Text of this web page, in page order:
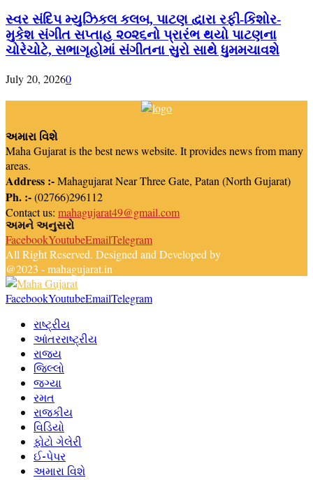
સ્વર સંદિપ મ્યુઝિકલ કલબ, પાટણ દ્વારા રફી-કિશોર-
મુકેશ સંગીત સપ્તાહ ૨૦૨૬નો પ્રારંભ થયો પાટણના
ચોરેચોટે, સભાગૃહોમાં સંગીતના સુરો સાથે ધુમમચાવશે
July 20, 20260
અમારા વિશે
Maha Gujarat is the best news website. It provides news from many
areas.
Address :-Mahagujarat Near Three Gate, Patan (North Gujarat)
Ph. :-(02766)296112
Contact us: mahagujarat49@gmail.com
અમને અનુસરો
FacebookYoutubeEmailTelegram
All Right Reserved. Designed and Developed by
@2023 - mahagujarat.in
FacebookYoutubeEmailTelegram
રાષ્ટ્રીય
આંતરરાષ્ટ્રીય
રાજ્ય
જિલ્લો
જગ્યા
રમત
રાજકીય
વિડિયો
ફોટો ગેલેરી
ઈ-પેપર
અમારા વિશે